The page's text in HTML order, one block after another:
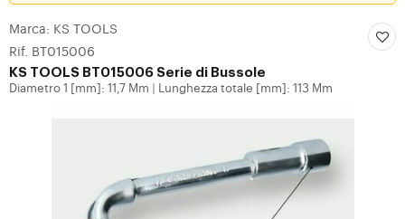
Marca: KS TOOLS
Rif. BT015006
KS TOOLS BT015006 Serie di Bussole
Diametro 1 [mm]: 11,7 Mm Lunghezza totale [mm]: 113 Mm